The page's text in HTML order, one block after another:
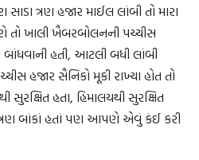
ત્રણ હજાર માઈલ લાંબી તો મારા
ખાલી ખૈબરબોલનની પચ્ચીસ
બાંધવાની હતી, આટલી બધી લાંબી
હજાર સૈનિકો મૂકી રાખ્યા હોત તો
સુરક્ષિત હતા, હિમાલયથી સુરક્ષિત
બાંકાં હતાં પણ આપણે એવું કંઈ કરી